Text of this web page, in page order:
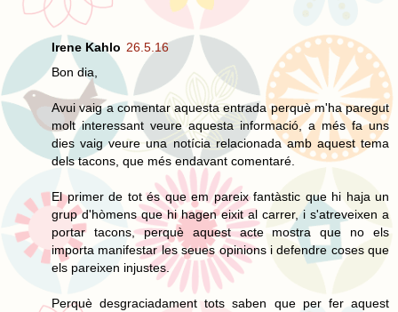
Irene Kahlo 26.5.16
Bon dia,
Avui vaig a comentar aquesta entrada perquè m'ha paregut
molt interessant veure aquesta informació, a més fa uns
dies vaig veure una notícia relacionada amb aquest tema
dels tacons, que més endavant comentaré.
El primer de tot és que em pareix fantàstic que hi haja un
grup d'hòmens que hi hagen eixit al carrer, i s'atreveixen a
portar tacons, perquè aquest acte mostra que no els
importa manifestar les seues opinions i defendre coses que
els pareixen injustes.
Perquè desgraciadament tots saben que per fer aquest